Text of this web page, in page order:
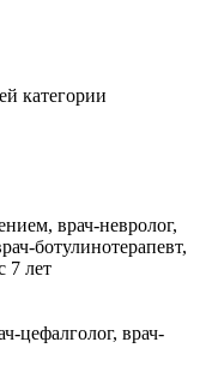
категории
врач-невролог,
ботулинотерапевт,
7 лет
цефалголог, врач-